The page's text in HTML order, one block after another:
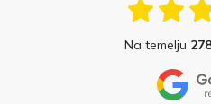
Na temelju